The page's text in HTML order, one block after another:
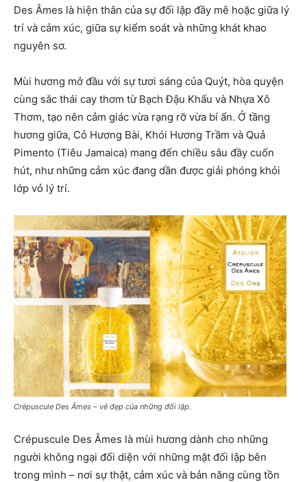
Des Âmes là hiện thân của sự đối lập đầy mê hoặc giữa lý
trí và cảm xúc, giữa sự kiểm soát và những khát khao
nguyên sơ.
Mùi hương mở đầu với sự tươi sáng của Quýt, hòa quyện
cùng sắc thái cay thơm từ Bạch Đậu Khấu và Nhựa Xô
Thơm, tạo nên cảm giác vừa rạng rỡ vừa bí ẩn. Ở tầng
hương giữa, Cỏ Hương Bài, Khói Hương Trầm và Quả
Pimento (Tiêu Jamaica) mang đến chiều sâu đầy cuốn
hút, như những cảm xúc đang dần được giải phóng khỏi
lớp vỏ lý trí.
Crépuscule Des Âmes – vẻ đẹp của những đối lập.
Crépuscule Des Âmes là mùi hương dành cho những
người không ngại đối diện với những mặt đối lập bên
trong mình – nơi sự thật, cảm xúc và bản năng cùng tồn